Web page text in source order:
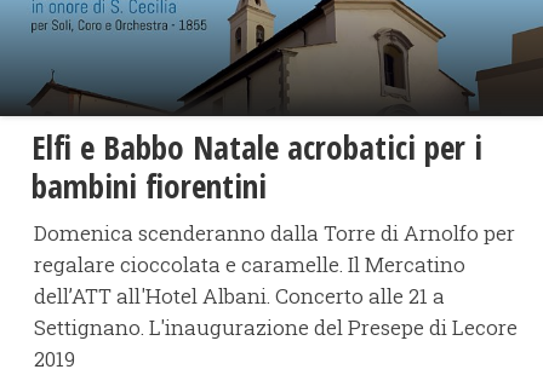
Elfi e Babbo Natale acrobatici per i
bambini fiorentini
Domenica scenderanno dalla Torre di Arnolfo per
regalare cioccolata e caramelle. Il Mercatino
dell’ATT all'Hotel Albani. Concerto alle 21 a
Settignano. L'inaugurazione del Presepe di Lecore
2019